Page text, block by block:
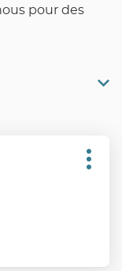
pour des
Plus